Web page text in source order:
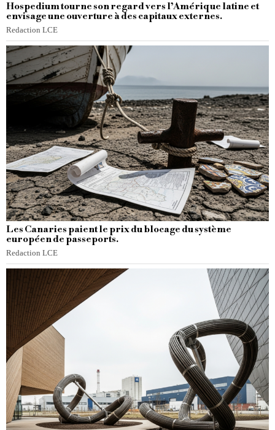
Hospedium tourne son regard vers l’Amérique latine et
envisage une ouverture à des capitaux externes.
Redaction LCE
Les Canaries paient le prix du blocage du système
européen de passeports.
Redaction LCE